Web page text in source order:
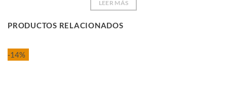
LEER MÁS
PRODUCTOS RELACIONADOS
-14%